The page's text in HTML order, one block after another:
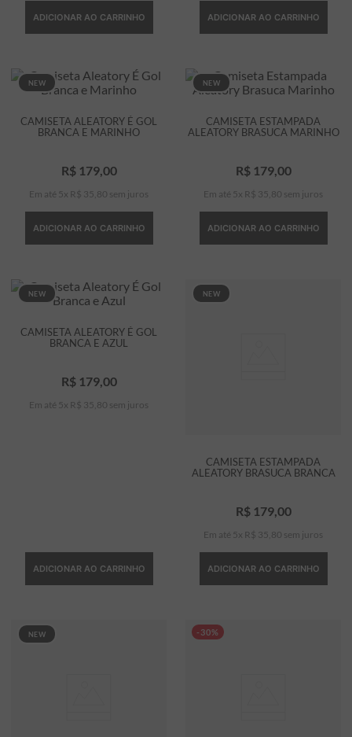
ADICIONAR AO CARRINHO ADICIONAR AO CARRINHO
NEW
CAMISETA ALEATORY É GOL
BRANCA E MARINHO
R$ 179,00
Em até 5 x R$ 35 80 sem juros
ADICIONAR AO CARRINHO
NEW
CAMISETA ESTAMPADA
ALEATORY BRASUCA MARINHO
R$ 179,00
Em até 5 x R$ 35 80 sem juros
ADICIONAR AO CARRINHO
NEW
CAMISETA ALEATORY É GOL
BRANCA E AZUL
R$ 179,00
Em até 5 x R$ 35 80 sem juros
ADICIONAR AO CARRINHO
NEW
CAMISETA ESTAMPADA
ALEATORY BRASUCA BRANCA
R$ 179,00
Em até 5 x R$ 35 80 sem juros
ADICIONAR AO CARRINHO
NEW -30%